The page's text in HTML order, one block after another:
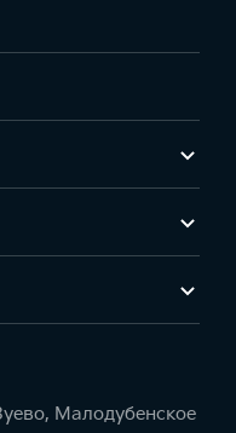
Малодубенское